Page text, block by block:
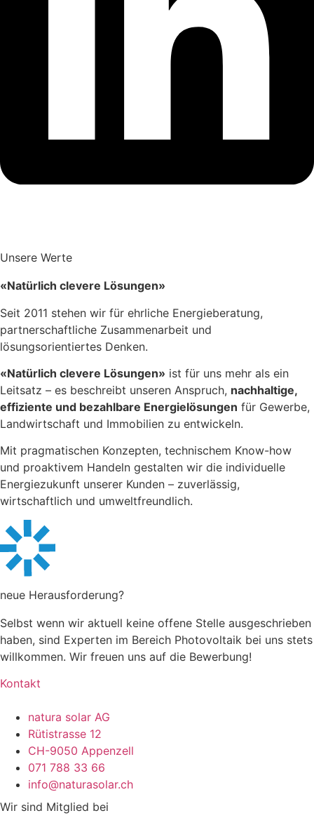
Unsere Werte
«Natürlich clevere Lösungen»
Seit 2011 stehen wir für ehrliche Energieberatung,
partnerschaftliche Zusammenarbeit und
lösungsorientiertes Denken.
«Natürlich clevere Lösungen» ist für uns mehr als ein
Leitsatz – es beschreibt unseren Anspruch, nachhaltige,
effiziente und bezahlbare Energielösungen für Gewerbe,
Landwirtschaft und Immobilien zu entwickeln.
Mit pragmatischen Konzepten, technischem Know-how
und proaktivem Handeln gestalten wir die individuelle
Energiezukunft unserer Kunden – zuverlässig,
wirtschaftlich und umweltfreundlich.
neue Heraus­forderung?
Selbst wenn wir aktuell keine offene Stelle ausgeschrieben
haben, sind Experten im Bereich Photovoltaik bei uns stets
willkommen. Wir freuen uns auf die Bewerbung!
Kontakt
natura solar AG
Rütistrasse 12
CH-9050 Appenzell
071 788 33 66
info@naturasolar.ch
Wir sind Mitglied bei